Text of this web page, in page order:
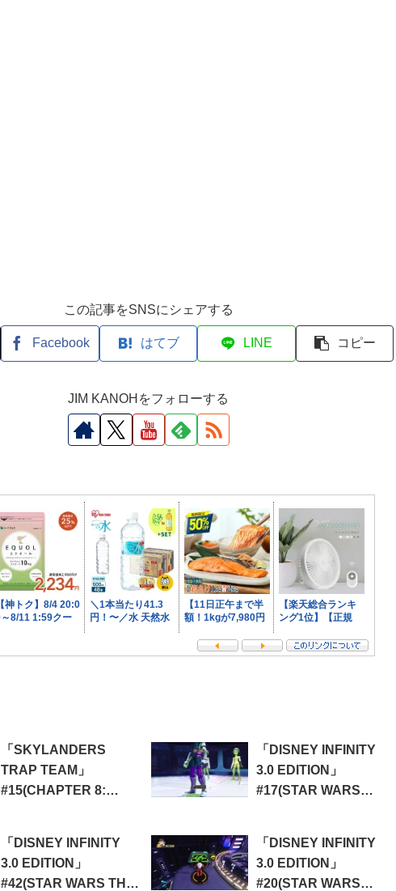
この記事をSNSにシェアする
Facebook はてブ LINE コピー
JIM KANOHをフォローする
「SKYLANDERS
TRAP TEAM」
#15(CHAPTER 8:
「DISNEY INFINITY
3.0 EDITION」
#17(STAR WARS
「DISNEY INFINITY
3.0 EDITION」
#42(STAR WARS THE
「DISNEY INFINITY
3.0 EDITION」
#20(STAR WARS